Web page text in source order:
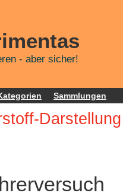
- aber sicher!
Sammlungen